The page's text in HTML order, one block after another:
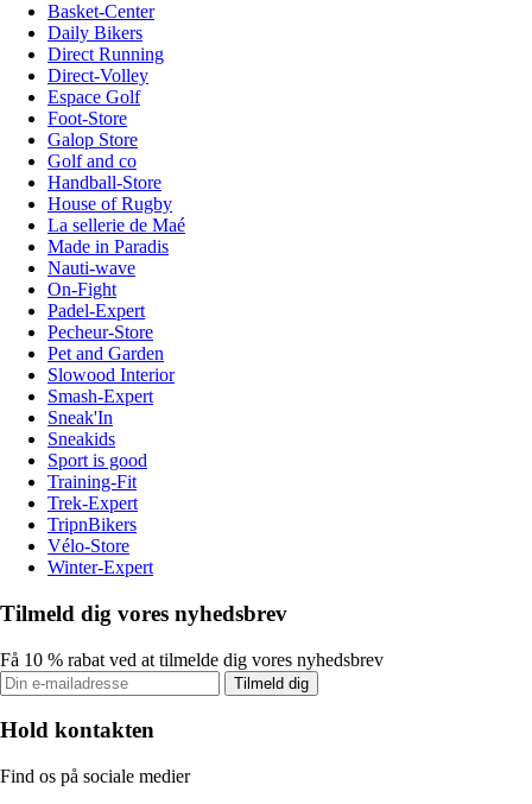
Basket-Center
Daily Bikers
Direct Running
Direct-Volley
Espace Golf
Foot-Store
Galop Store
Golf and co
Handball-Store
House of Rugby
La sellerie de Maé
Made in Paradis
Nauti-wave
On-Fight
Padel-Expert
Pecheur-Store
Pet and Garden
Slowood Interior
Smash-Expert
Sneak'In
Sneakids
Sport is good
Training-Fit
Trek-Expert
TripnBikers
Vélo-Store
Winter-Expert
Tilmeld dig vores nyhedsbrev
Få 10 % rabat ved at tilmelde dig vores nyhedsbrev
Tilmeld dig
Hold kontakten
Find os på sociale medier